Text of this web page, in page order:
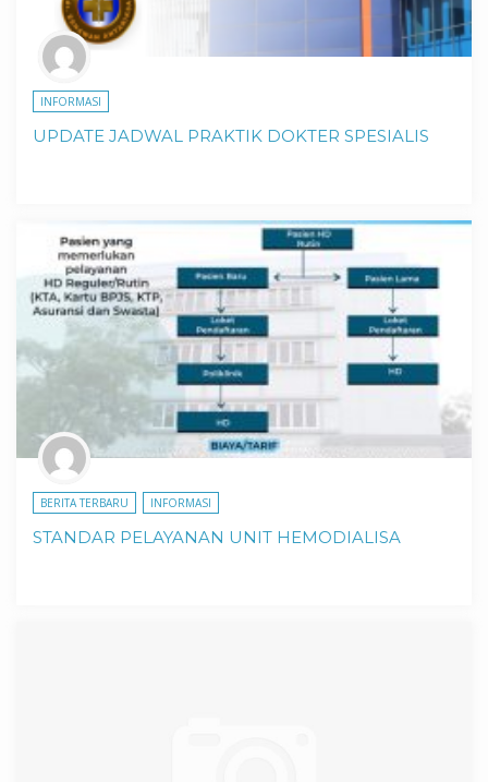
INFORMASI
UPDATE JADWAL PRAKTIK DOKTER SPESIALIS
BERITA TERBARU INFORMASI
STANDAR PELAYANAN UNIT HEMODIALISA